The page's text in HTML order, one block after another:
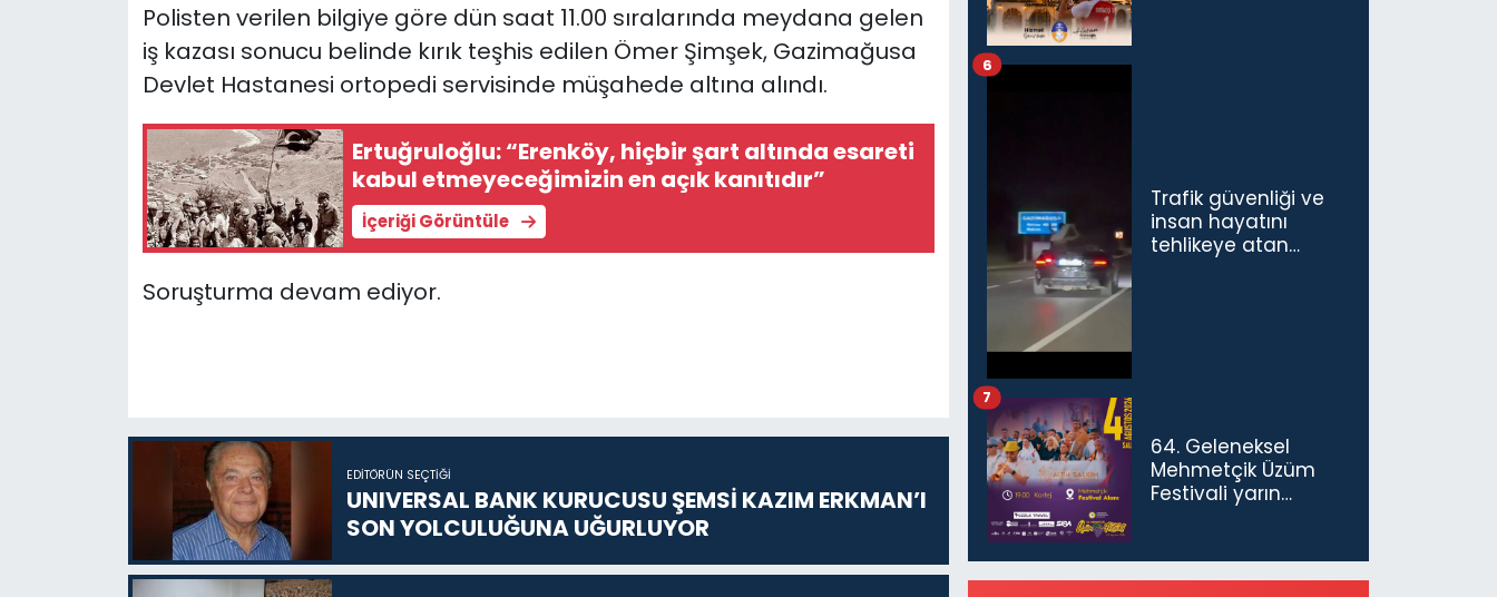
Polisten verilen bilgiye göre dün saat 11.00 sıralarında meydana gelen
iş kazası sonucu belinde kırık teşhis edilen Ömer Şimşek, Gazimağusa
Devlet Hastanesi ortopedi servisinde müşahede altına alındı.
Ertuğruloğlu: “Erenköy, hiçbir şart altında esareti
kabul etmeyeceğimizin en açık kanıtıdır”
İçeriği Görüntüle
Soruşturma devam ediyor.
EDITÖRÜN SEÇTIĞI
UNIVERSAL BANK KURUCUSU ŞEMSİ KAZIM ERKMAN’I
SON YOLCULUĞUNA UĞURLUYOR
Trafik güvenliği ve
insan hayatını
tehlikeye atan
6
64. Geleneksel
Mehmetçik Üzüm
Festivali yarın
7
Teknoloji
Video Galeri